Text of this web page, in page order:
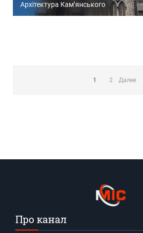
Архітектура Кам’янського
1 2 Далее
Про канал